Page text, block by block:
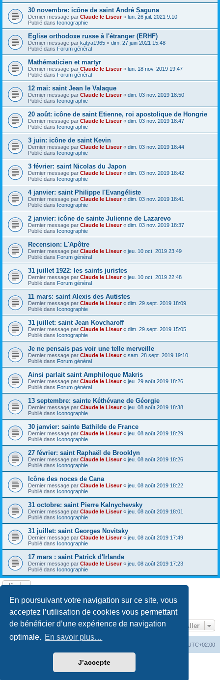
En poursuivant votre navigation sur ce site, vous
acceptez l’utilisation de cookies vous permettant
de bénéficier d’une expérience de navigation
optimale. En savoir plus…
J’accepte
30 novembre: icône de saint André Șaguna
Dernier message par Claude le Liseur« lun. 26 juil. 2021 9:10
Publié dans Iconographie
Eglise orthodoxe russe à l'étranger (ERHF)
Dernier message par katya1965 « dim. 27 juin 2021 15:48
Publié dans Forum général
Mathématicien et martyr
Dernier message par Claude le Liseur« lun. 18 nov. 2019 19:47
Publié dans Forum général
12 mai: saint Jean le Valaque
Dernier message par Claude le Liseur« dim. 03 nov. 2019 18:50
Publié dans Iconographie
20 août: icône de saint Etienne, roi apostolique de Hongrie
Dernier message par Claude le Liseur« dim. 03 nov. 2019 18:47
Publié dans Iconographie
3 juin: icône de saint Kevin
Dernier message par Claude le Liseur« dim. 03 nov. 2019 18:44
Publié dans Iconographie
3 février: saint Nicolas du Japon
Dernier message par Claude le Liseur« dim. 03 nov. 2019 18:42
Publié dans Iconographie
4 janvier: saint Philippe l'Evangéliste
Dernier message par Claude le Liseur« dim. 03 nov. 2019 18:41
Publié dans Iconographie
2 janvier: icône de sainte Julienne de Lazarevo
Dernier message par Claude le Liseur« dim. 03 nov. 2019 18:37
Publié dans Iconographie
Recension: L'Apôtre
Dernier message par Claude le Liseur« jeu. 10 oct. 2019 23:49
Publié dans Forum général
31 juillet 1922: les saints juristes
Dernier message par Claude le Liseur« jeu. 10 oct. 2019 22:48
Publié dans Forum général
11 mars: saint Alexis des Autistes
Dernier message par Claude le Liseur« dim. 29 sept. 2019 18:09
Publié dans Iconographie
31 juillet: saint Jean Kovcharoff
Dernier message par Claude le Liseur« dim. 29 sept. 2019 15:05
Publié dans Iconographie
Je ne pensais pas voir une telle merveille
Dernier message par Claude le Liseur« sam. 28 sept. 2019 19:10
Publié dans Forum général
Ainsi parlait saint Amphiloque Makris
Dernier message par Claude le Liseur« jeu. 29 août 2019 18:26
Publié dans Forum général
13 septembre: sainte Kéthévane de Géorgie
Dernier message par Claude le Liseur« jeu. 08 août 2019 18:38
Publié dans Iconographie
30 janvier: sainte Bathilde de France
Dernier message par Claude le Liseur« jeu. 08 août 2019 18:29
Publié dans Iconographie
27 février: saint Raphaël de Brooklyn
Dernier message par Claude le Liseur« jeu. 08 août 2019 18:26
Publié dans Iconographie
Icône des noces de Cana
Dernier message par Claude le Liseur« jeu. 08 août 2019 18:22
Publié dans Iconographie
31 octobre: saint Pierre Kalnychevsky
Dernier message par Claude le Liseur« jeu. 08 août 2019 18:01
Publié dans Iconographie
31 juillet: saint Georges Novitsky
Dernier message par Claude le Liseur« jeu. 08 août 2019 17:49
Publié dans Iconographie
17 mars : saint Patrick d'Irlande
Dernier message par Claude le Liseur« jeu. 08 août 2019 17:23
Publié dans Iconographie
Page1sur20
3
Aller
UTC+02:00
phpBB® Forum Software © phpBB Limited
©